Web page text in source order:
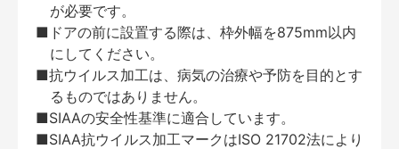
が必要です。
■ドアの前に設置する際は、枠外幅を875mm以内
にしてください。
■抗ウイルス加工は、病気の治療や予防を目的とす
るものではありません。
■SIAAの安全性基準に適合しています。
■SIAA抗ウイルス加工マークはISO 21702法により